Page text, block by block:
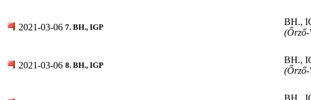
2021-03-06 7. BH., IGP
BH.,
(Őrző-
2021-03-06 8. BH., IGP
BH.,
(Őrző-
BH.,